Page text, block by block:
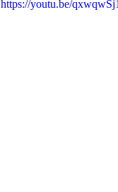
https://youtu.be/